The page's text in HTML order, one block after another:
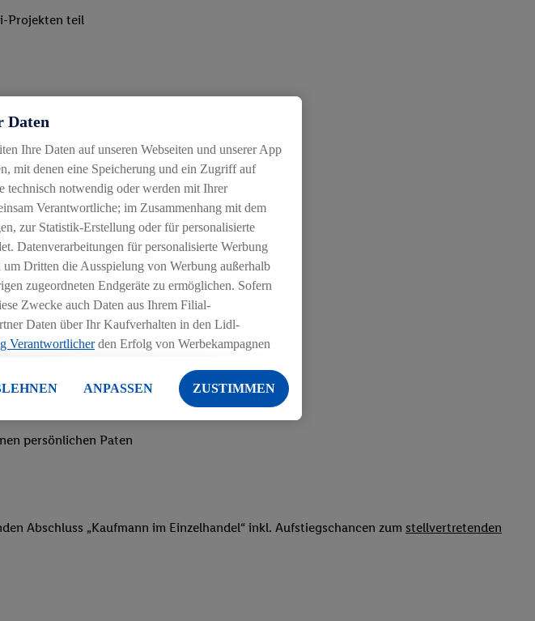
Projekten teil
persönlichen Paten
Abschluss „Kaufmann im Einzelhandel“ inkl. Aufstiegschancen zum stellvertretenden
Daten
Ihre Daten auf unseren Webseiten und unserer App
mit denen eine Speicherung und ein Zugriff auf
technisch notwendig oder werden mit Ihrer
Verantwortliche; im Zusammenhang mit dem
zur Statistik-Erstellung oder für personalisierte
Datenverarbeitungen für personalisierte Werbung
Dritten die Ausspielung von Werbung außerhalb
zugeordneten Endgeräte zu ermöglichen. Sofern
Zwecke auch Daten aus Ihrem Filial-
Daten über Ihr Kaufverhalten in den Lidl-
Verantwortlicherden Erfolg von Werbekampagnen
von auch mit Daten von anderen Diensten
von Daten (z.B. über Ihre Nutzung der Lidl-Dienste,
Kundenkonto - z.B. Alter oder Geschlecht -
und Lidl-Dienste hinweg einschließlich dem
Endgeräten zur Erstellung von Zielgruppen
dieser Werbung erfolgen Verarbeitungen auch
zur Entwicklung von Angeboten sowie
Lidl Plus-Konto erstellen bzw. sich in Ihr
ANPASSEN ZUSTIMMEN